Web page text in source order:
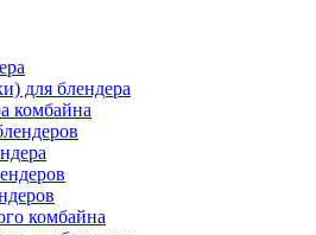
для блендера
комбайна
комбайна